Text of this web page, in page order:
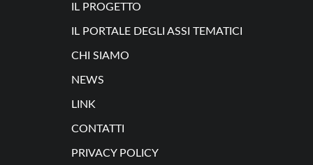
IL PROGETTO
IL PORTALE DEGLI ASSI TEMATICI
CHI SIAMO
NEWS
LINK
CONTATTI
PRIVACY POLICY